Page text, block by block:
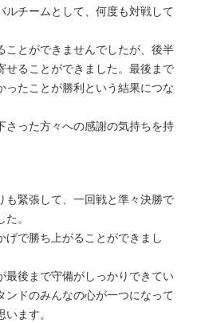
ルチームとして、何度も対戦して
ことができませんでしたが、後半
せることができました。最後まで
ったことが勝利という結果につな
さった方々への感謝の気持ちを持
も緊張して、一回戦と準々決勝で
。
げで勝ち上がることができまし
最後まで守備がしっかりできてい
ンドのみんなの心が一つになって
ます。